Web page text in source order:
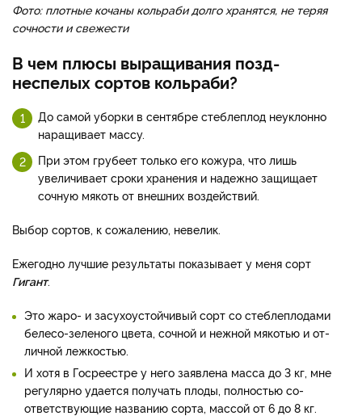
Фото: плотные кочаны кольраби долго хранятся, не теряя
сочности и свежести
В чем плюсы выращивания позд­
неспелых сортов кольраби?
До самой уборки в сентябре сте­блеплод неуклонно
наращивает массу.
При этом грубеет только его кожура, что лишь
увеличивает сроки хранения и надеж­но защищает
сочную мякоть от внешних воздействий.
Выбор сортов, к сожалению, невелик.
Ежегодно лучшие ре­зультаты показывает у меня сорт
Гигант.
Это жаро- и засухо­устойчивый сорт со стеблепло­дами
белесо-зеленого цвета, сочной и нежной мякотью и от­
личной лежкостью.
И хотя в Гос­реестре у него заявлена масса до 3 кг, мне
регулярно удается получать плоды, полностью со­
ответствующие названию сорта, массой от 6 до 8 кг.